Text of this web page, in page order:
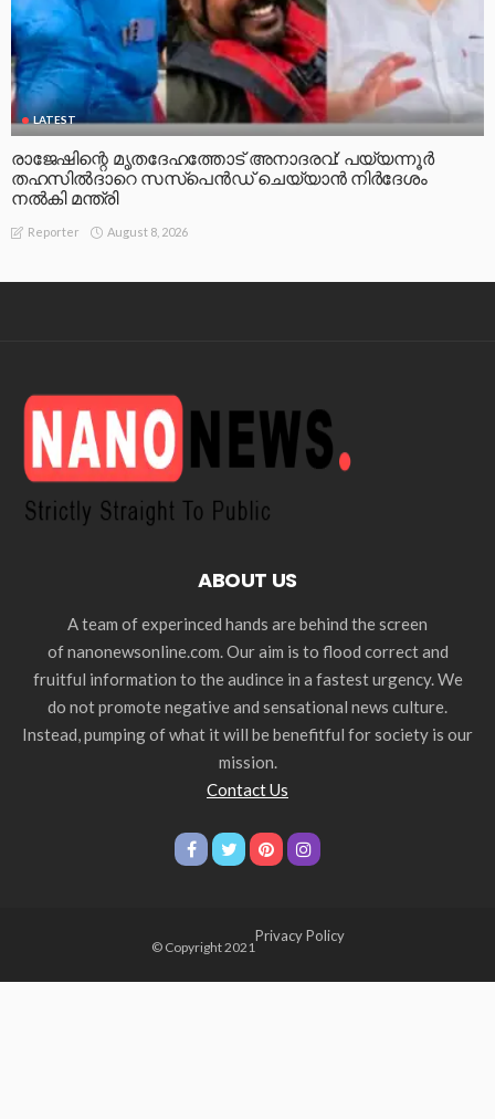
LATEST
രാജേഷിന്റെ മൃതദേഹത്തോട് അനാദരവ്: പയ്യന്നൂർ
തഹസിൽദാറെ സസ്പെൻഡ് ചെയ്യാൻ നിർദേശം
നൽകി മന്ത്രി
Reporter August 8, 2026
ABOUT US
A team of experinced hands are behind the screen
of nanonewsonline.com. Our aim is to flood correct and
fruitful information to the audince in a fastest urgency. We
do not promote negative and sensational news culture.
Instead, pumping of what it will be benefitful for society is our
mission.
Contact Us
© Copyright 2021
Privacy Policy